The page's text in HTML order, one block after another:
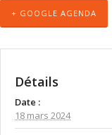
+ GOOGLE AGENDA
Détails
Date :
18 mars 2024